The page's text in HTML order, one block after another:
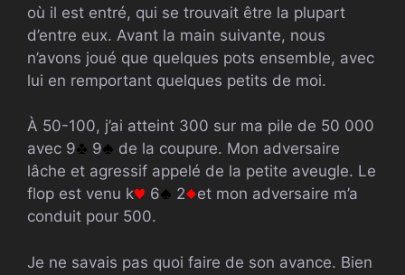
où il est entré, qui se trouvait être la plupart
d’entre eux. Avant la main suivante, nous
n’avons joué que quelques pots ensemble, avec
lui en remportant quelques petits de moi.
À 50-100, j’ai atteint 300 sur ma pile de 50 000
avec 9
9
de la coupure. Mon adversaire
lâche et agressif appelé de la petite aveugle. Le
flop est venu k
6 2
et mon adversaire m’a
conduit pour 500.
Je ne savais pas quoi faire de son avance. Bien